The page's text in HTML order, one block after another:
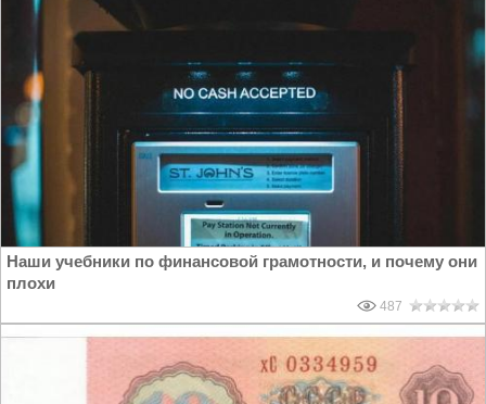
Наши учебники по финансовой грамотности, и почему они
плохи
487